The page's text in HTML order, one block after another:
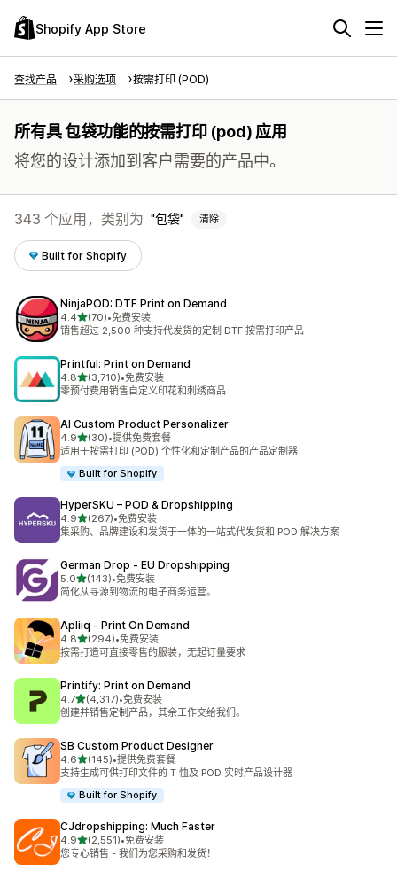
Shopify App Store
查找产品 采购选项 按需打印 (POD)
所有具 包袋功能的按需打印 (pod) 应用
将您的设计添加到客户需要的产品中。
343 个应用，类别为 包袋 清除
Built for Shopify
NinjaPOD: DTF Print on Demand
4.4星（满分 5 星）
(70)
总共 70 条评论
•免费安装
销售超过 2,500 种支持代发货的定制 DTF 按需打印产品
Printful: Print on Demand
4.8星（满分 5 星）
(3,710)
总共 3710 条评论
•免费安装
零预付费用销售自定义印花和刺绣商品
AI Custom Product Personalizer
4.9星（满分 5 星）
(30)
总共 30 条评论
•提供免费套餐
适用于按需打印 (POD) 个性化和定制产品的产品定制器
Built for Shopify
HyperSKU – POD & Dropshipping
4.9星（满分 5 星）
(267)
总共 267 条评论
•免费安装
集采购、品牌建设和发货于一体的一站式代发货和 POD 解决方案
German Drop ‑ EU Dropshipping
5.0星（满分 5 星）
(143)
总共 143 条评论
•免费安装
简化从寻源到物流的电子商务运营。
Apliiq ‑ Print On Demand
4.8星（满分 5 星）
(294)
总共 294 条评论
•免费安装
按需打造可直接零售的服装，无起订量要求
Printify: Print on Demand
4.7星（满分 5 星）
(4,317)
总共 4317 条评论
•免费安装
创建并销售定制产品，其余工作交给我们。
SB Custom Product Designer
4.6星（满分 5 星）
(145)
总共 145 条评论
•提供免费套餐
支持生成可供打印文件的 T 恤及 POD 实时产品设计器
Built for Shopify
CJdropshipping: Much Faster
4.9星（满分 5 星）
(2,551)
总共 2551 条评论
•免费安装
您专心销售 - 我们为您采购和发货！